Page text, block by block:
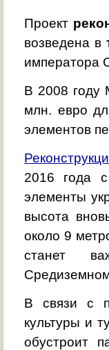
Проект
возведена в
императора
В 2008 году
млн. евро
элементов
2016 года
элементы
высота
около 9
станет
В связи с
культуры и
обустроит